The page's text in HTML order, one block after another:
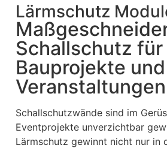
Lärmschutz
Schallschutz­ für
Bauprojekte und
Schallschutzwände sind im
Eventprojekte unverzichtbar
Lärmschutz gewinnt nicht nur in